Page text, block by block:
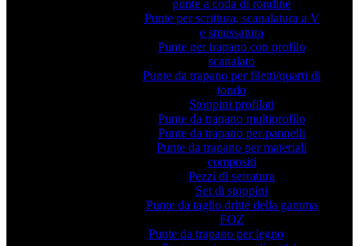
punte a coda di rondine
Punte per scrittura, scanalatura a V
e smussatura
Punte per trapano con profilo
scanalato
Punte da trapano per filetti/quarti di
tondo
Stoppini profilati
Punte da trapano multiprofilo
Punte da trapano per pannelli
Punte da trapano per materiali
compositi
Pezzi di serratura
Set di stoppini
Punte da taglio dritte della gamma
FOZ
Punte da trapano per legno